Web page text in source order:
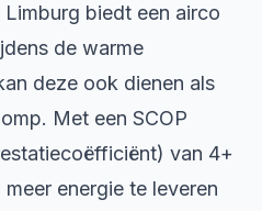
biedt een airco
de warme
deze ook dienen als
Met een SCOP
van 4+
energie te leveren